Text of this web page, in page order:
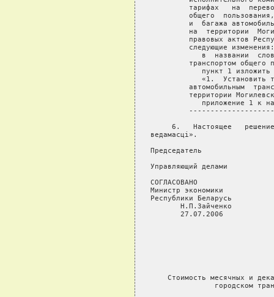
тарифах   на
общего
и  багажа
на  территории
правовых актов
         следующие изменения:
в  названии
транспортом общего
пункт 1 изложить
«1.  Установить
автомобильным
территории
приложение 1 к
6.   Настоящее
ведaмaсцi».
Председатель
Управляющий делами
СОГЛАСОВАНО
Министр экономики
Республики Беларусь
       Н.П.Зайченко
       27.07.2006
Стоимость месячных и
городском